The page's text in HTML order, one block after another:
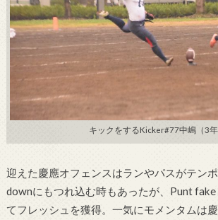
キックをするKicker#77中嶋（3年
迎えた慶應オフェンスはランやパスがテン
downにもつれ込む時もあったが、Punt
てフレッシュを獲得。一気にモメンタムは